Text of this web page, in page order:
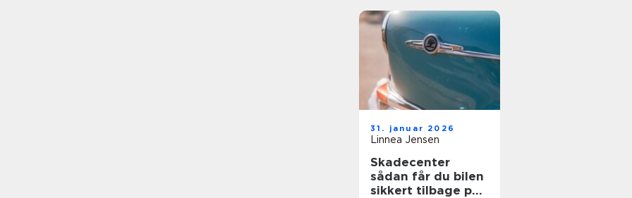
31. januar 2026
Linnea Jensen
Skadecenter
sådan får du bilen
sikkert tilbage på